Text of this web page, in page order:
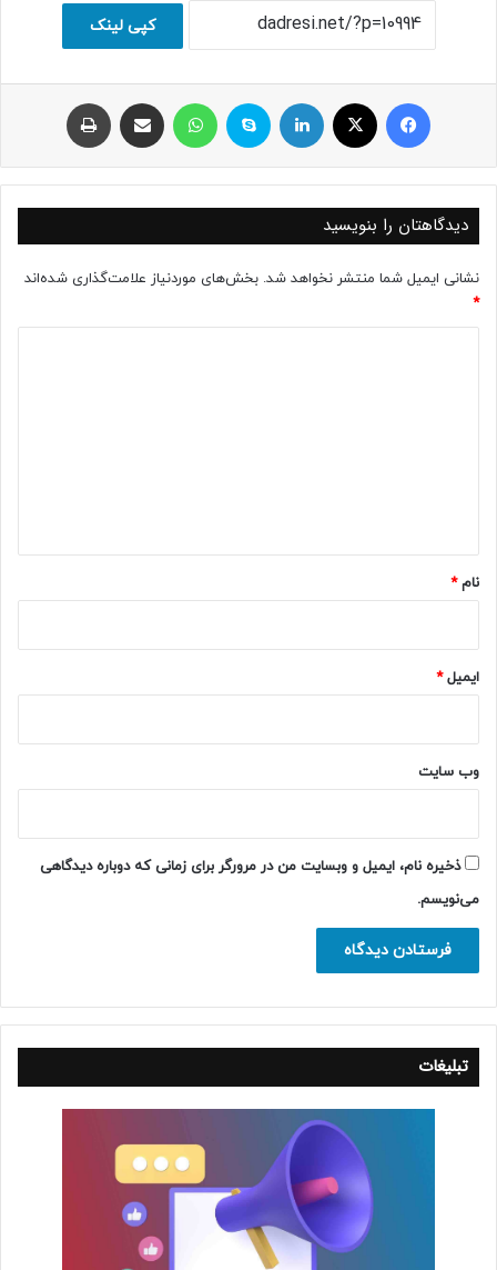
کپی لینک
فیسبوک ایکس لینکداین اسکایپ واتس آپ اشتراک با ایمیل
دیدگاهتان را بنویسید
نشانی ایمیل شما منتشر نخواهد شد. بخش‌های موردنیاز علامت‌گذاری شده‌اند
*
نام*
ایمیل*
وب‌ سایت
ذخیره نام، ایمیل و وبسایت من در مرورگر برای زمانی که دوباره دیدگاهی
می‌نویسم.
تبلیغات